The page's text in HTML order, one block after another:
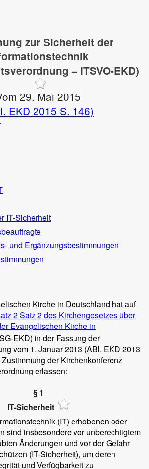
zur Sicherheit der
– ITSVO-EKD)
29. Mai 2015
EKD 2015 S. 146)
IT-Sicherheit
und Ergänzungsbestimmungen
Kirche in Deutschland hat auf
2 Satz 2 des Kirchengesetzes über
Evangelischen Kirche in
EKD) in der Fassung der
vom 1. Januar 2013 (ABl. EKD 2013
der Kirchenkonferenz
erlassen:
§ 1
IT-Sicherheit
(IT) erhobenen oder
sind insbesondere vor unberechtigtem
Änderungen und vor der Gefahr
(IT-Sicherheit), um deren
und Verfügbarkeit zu